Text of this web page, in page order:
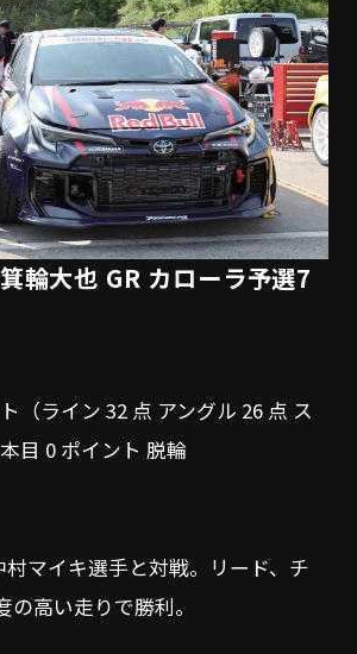
輪大也 GR カローラ予選7
（ライン 32 点 アングル 26 点 ス
目 0 ポイント 脱輪
村マイキ選手と対戦。リード、チ
の高い走りで勝利。